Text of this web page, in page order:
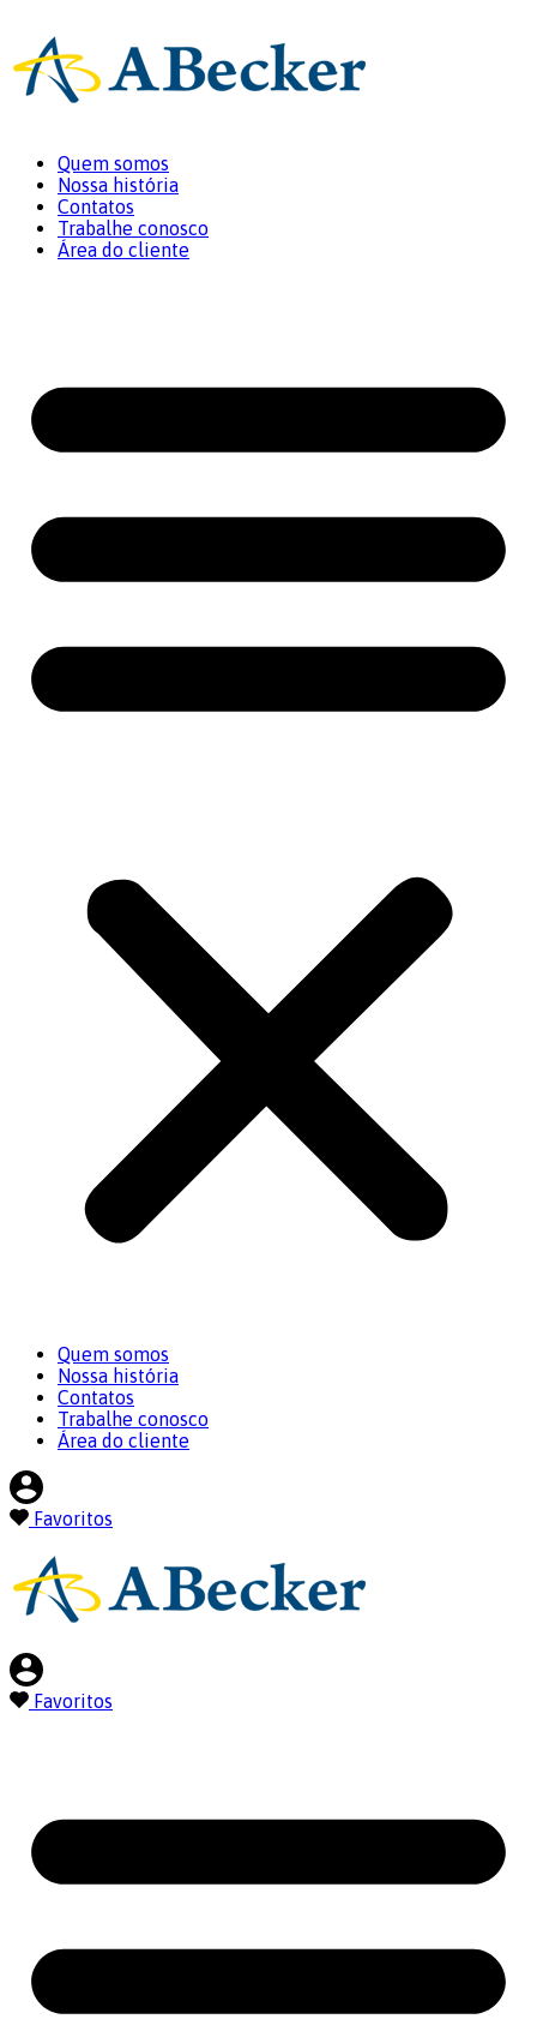
Quem somos
Nossa história
Contatos
Trabalhe conosco
Área do cliente
Quem somos
Nossa história
Contatos
Trabalhe conosco
Área do cliente
Favoritos
Favoritos